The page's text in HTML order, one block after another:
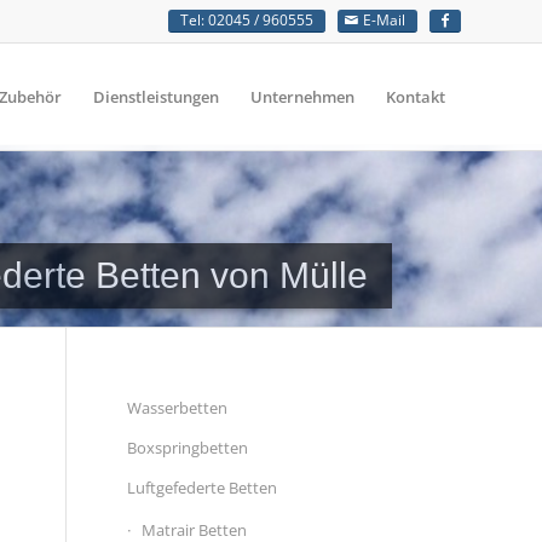
Tel: 02045 / 960555 E-Mail
Zubehör Dienstleistungen Unternehmen Kontakt
Betten von Mülle
Wasserbetten
Boxspringbetten
Luftgefederte Betten
Matrair Betten